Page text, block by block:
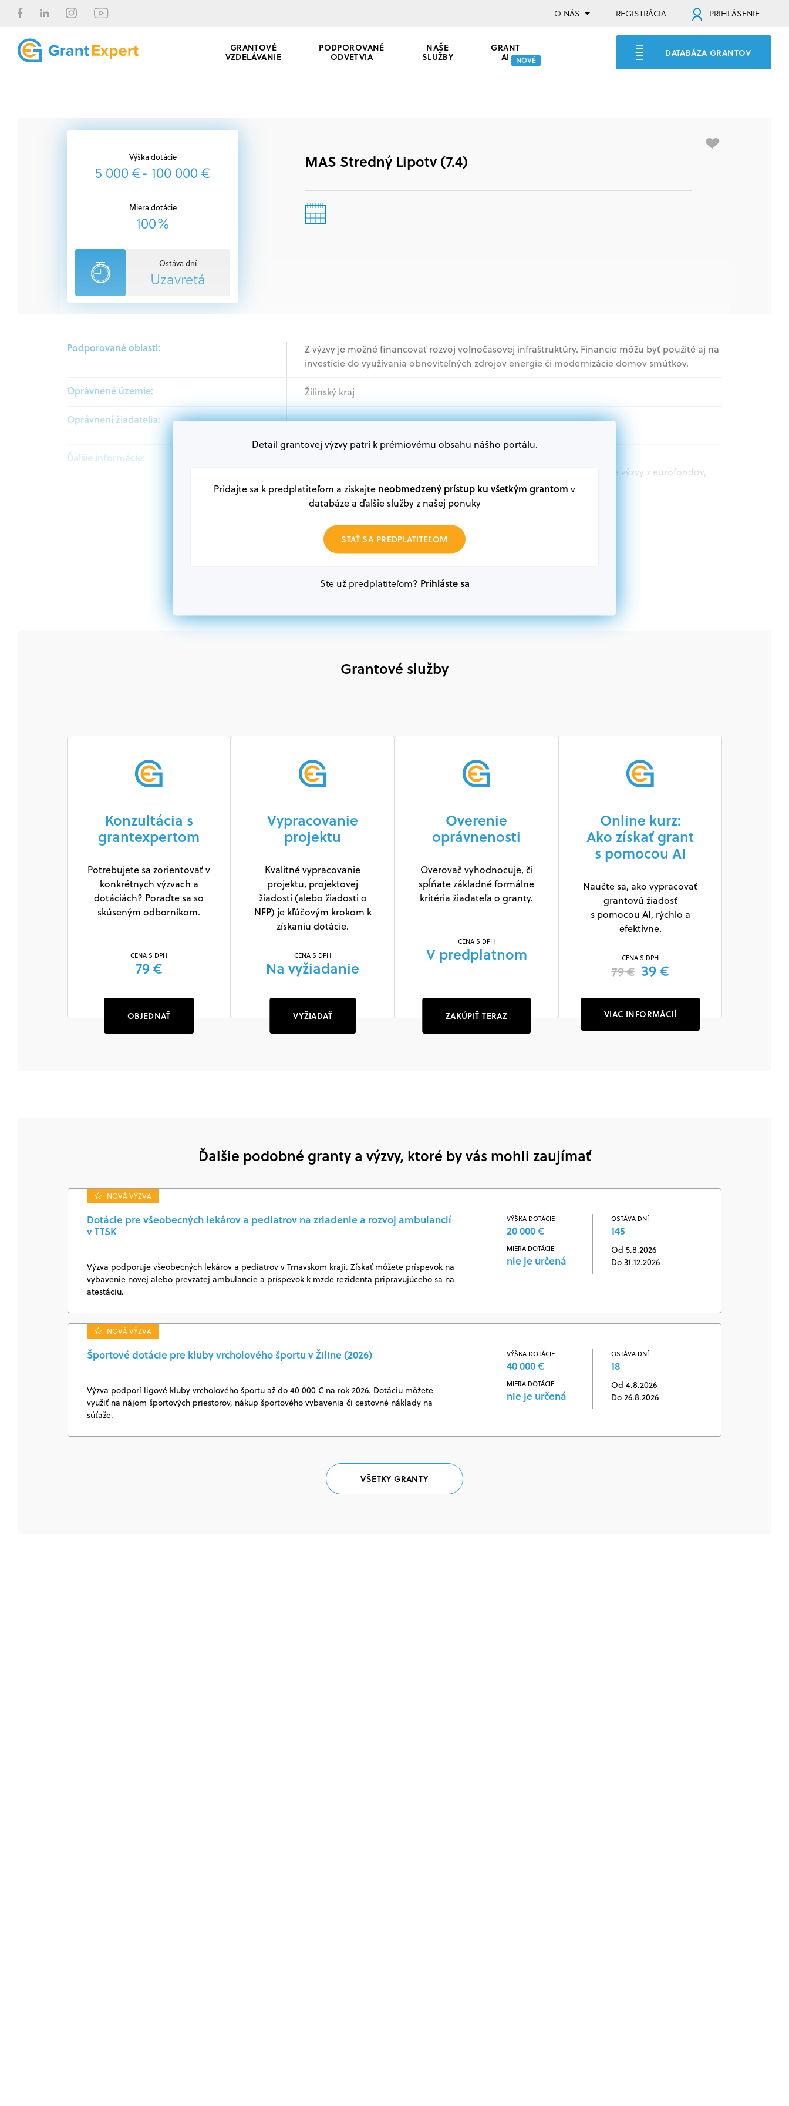
O NÁS REGISTRÁCIA PRIHLÁSENIE
GRANTOVÉ
VZDELÁVANIE
PODPOROVANÉ
ODVETVIA
NAŠE
SLUŽBY
GRANT
AI NOVÉ
DATABÁZA GRANTOV
Výška dotácie
5 000 €- 100 000 €
Miera dotácie
100%
Ostáva dní
Uzavretá
MAS Stredný Lipotv (7.4)
Podporované oblasti:
Z výzvy je možné financovať rozvoj voľnočasovej infraštruktúry. Financie môžu byť použité aj na
investície do využívania obnoviteľných zdrojov energie či modernizácie domov smútkov.
Oprávnené územie: Žilinský kraj
Oprávnení žiadatelia:
Ďalšie informácie:
V databáze grantov a dotácií na portáli Grantexpert.sk nájdete aktuálne výzvy z eurofondov,
plánu obnovy a ďalších zdrojov.
Akákoľvek právnická osoba, t. j. verejný alebo súkromný subjekt, komerčný alebo nekomerčný,
ako aj mimovládne organizácie zriadené ako právnická osoba v Nórsku alebo na Slovensku,
alebo akákoľvek medzinárodná organizácia, orgán alebo agentúra aktívne zapojená a efektívne
Detail grantovej výzvy patrí k prémiovému obsahu nášho portálu.
Pridajte sa k predplatiteľom a získajte neobmedzený prístup ku všetkým grantom v
databáze a ďalšie služby z našej ponuky
STAŤ SA PREDPLATITEĽOM
Ste už predplatiteľom? Prihláste sa
Grantové služby
Konzultácia s
grantexpertom
Potrebujete sa zorientovať v
konkrétnych výzvach a
dotáciách? Poraďte sa so
skúseným odborníkom.
CENA S DPH
79 €
OBJEDNAŤ
Vypracovanie
projektu
Kvalitné vypracovanie
projektu, projektovej
žiadosti (alebo žiadosti o
NFP) je kľúčovým krokom k
získaniu dotácie.
CENA S DPH
Na vyžiadanie
VYŽIADAŤ
Overenie
oprávnenosti
Overovač vyhodnocuje, či
spĺňate základné formálne
kritéria žiadateľa o granty.
CENA S DPH
V predplatnom
ZAKÚPIŤ TERAZ
Online kurz:
Ako získať grant
s pomocou AI
Naučte sa, ako vypracovať
grantovú žiadosť
s pomocou AI, rýchlo a
efektívne.
CENA S DPH
79 € 39 €
VIAC INFORMÁCIÍ
Ďalšie podobné granty a výzvy, ktoré by vás mohli zaujímať
NOVÁ VÝZVA
Dotácie pre všeobecných lekárov a pediatrov na zriadenie a rozvoj ambulancií
v TTSK
Výzva podporuje všeobecných lekárov a pediatrov v Trnavskom kraji. Získať môžete príspevok na
vybavenie novej alebo prevzatej ambulancie a príspevok k mzde rezidenta pripravujúceho sa na
atestáciu.
VÝŠKA DOTÁCIE
20 000 €
MIERA DOTÁCIE
nie je určená
OSTÁVA DNÍ
145
Od 5.8.2026
Do 31.12.2026
NOVÁ VÝZVA
Športové dotácie pre kluby vrcholového športu v Žiline (2026)
Výzva podporí ligové kluby vrcholového športu až do 40 000 € na rok 2026. Dotáciu môžete
využiť na nájom športových priestorov, nákup športového vybavenia či cestovné náklady na
súťaže.
VÝŠKA DOTÁCIE
40 000 €
MIERA DOTÁCIE
nie je určená
OSTÁVA DNÍ
18
Od 4.8.2026
Do 26.8.2026
VŠETKY GRANTY